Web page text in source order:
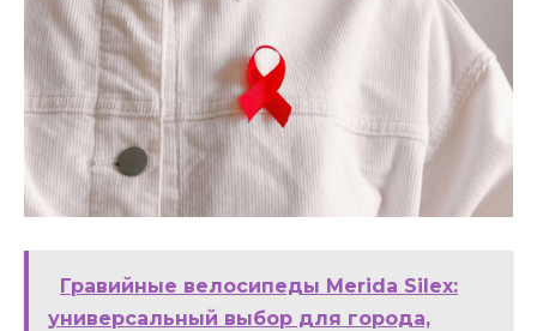
Гравийные велосипеды Merida Silex:
универсальный выбор для города,